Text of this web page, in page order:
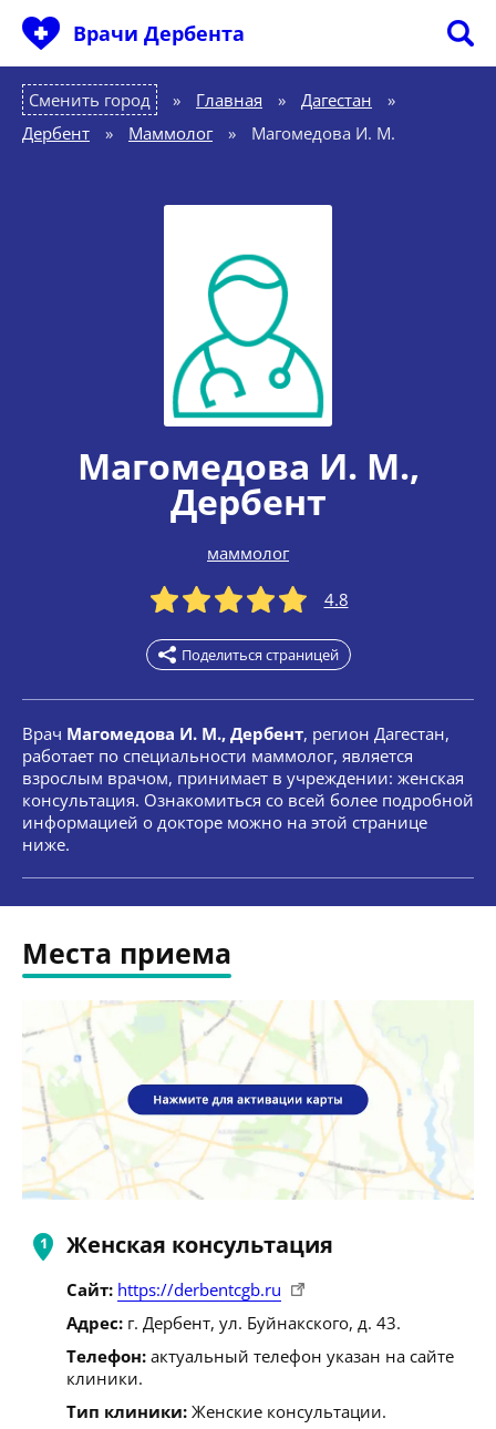
Врачи Дербента
Сменить город Главная » Дагестан
»
Дербент
» Маммолог » Магомедова И. М.
Магомедова И. М.,
Дербент
маммолог
4.8
Поделиться страницей
Врач Магомедова И. М., Дербент, регион Дагестан,
работает по специальности маммолог, является
взрослым врачом, принимает в учреждении: женская
консультация. Ознакомиться со всей более подробной
информацией о докторе можно на этой странице
ниже.
Места приема
Женская консультация
Сайт: https://derbentcgb.ru
Адрес: г. Дербент, ул. Буйнакского, д. 43.
Телефон: актуальный телефон указан на сайте
клиники.
Тип клиники: Женские консультации.